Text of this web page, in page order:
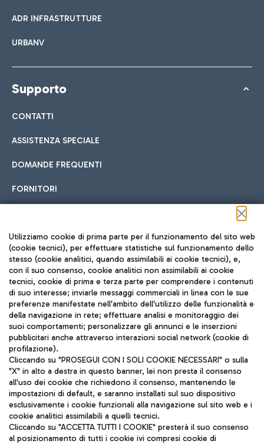
ADR INFRASTRUTTURE
URBANV
Supporto
CONTATTI
ASSISTENZA SPECIALE
DOMANDE FREQUENTI
FORNITORI
Seguici sui social
TRAVEL JOURNAL
ITA
Aeroporti di Roma S.p.A. - Società soggetta a direzione e
coordinamento di Mundys S.p.A.
Codice fiscale e Registro delle Imprese di Roma 13032990155 P.
Utilizziamo cookie di prima parte per il funzionamento del sito web
(cookie tecnici), per effettuare statistiche sul funzionamento dello
stesso (cookie analitici, quando assimilabili ai cookie tecnici), e,
con il suo consenso, cookie analitici non assimilabili ai cookie
tecnici, cookie di prima e terza parte per comprendere i contenuti
di suo interesse; inviarle messaggi commerciali in linea con le sue
preferenze manifestate nell'ambito dell'utilizzo delle funzionalità e
della navigazione in rete; effettuare analisi e monitoraggio dei
suoi comportamenti; personalizzare gli annunci e le inserzioni
pubblicitari anche attraverso interazioni social network (cookie di
profilazione).
Cliccando su "PROSEGUI CON I SOLI COOKIE NECESSARI" o sulla
"X" in alto a destra in questo banner, lei non presta il consenso
all'uso dei cookie che richiedono il consenso, mantenendo le
impostazioni di default, e saranno installati sul suo dispositivo
esclusivamente i cookie funzionali alla navigazione sul sito web e i
cookie analitici assimilabili a quelli tecnici.
Cliccando su "ACCETTA TUTTI I COOKIE" presterà il suo consenso
al posizionamento di tutti i cookie ivi compresi cookie di